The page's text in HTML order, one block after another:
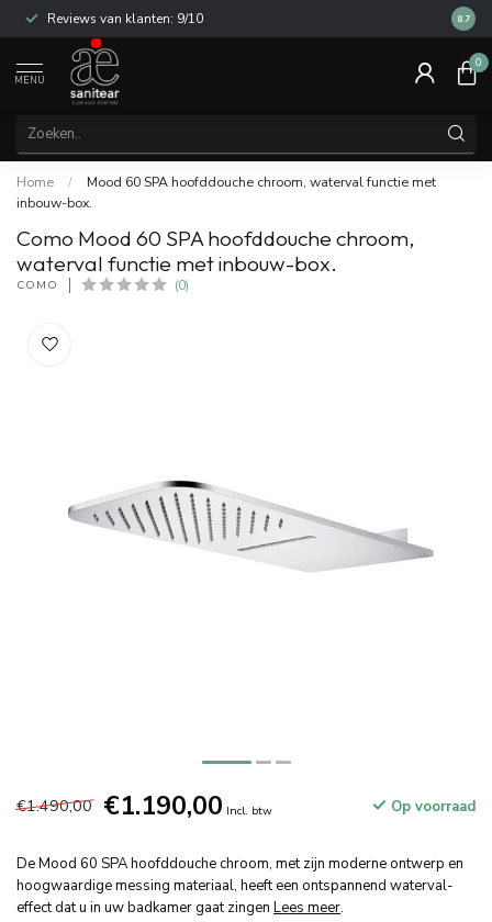
Reviews van klanten: 9/10 14
8.7
MENU
0
Home /
Mood 60 SPA hoofddouche chroom, waterval functie met
inbouw-box.
Como Mood 60 SPA hoofddouche chroom,
waterval functie met inbouw-box.
COMO (0)
€1.490,00 €1.190,00 Incl. btw Op voorraad
De Mood 60 SPA hoofddouche chroom, met zijn moderne ontwerp en
hoogwaardige messing materiaal, heeft een ontspannend waterval-
effect dat u in uw badkamer gaat zingen Lees meer.